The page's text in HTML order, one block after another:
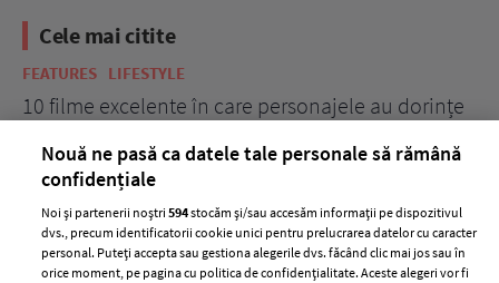
Cele mai citite
FEATURES LIFESTYLE
10 filme excelente în care personajele au dorințe
Nouă ne pasă ca datele tale personale să rămână
confidențiale
Noi și partenerii noștri594stocăm și/sau accesăm informații pe dispozitivul
dvs., precum identificatorii cookie unici pentru prelucrarea datelor cu caracter
personal. Puteți accepta sau gestiona alegerile dvs. făcând clic mai jos sau în
orice moment, pe pagina cu politica de confidențialitate. Aceste alegeri vor fi